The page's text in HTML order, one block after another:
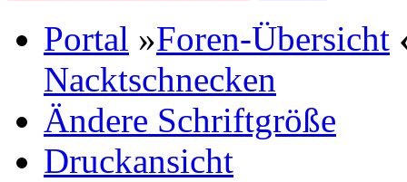
Portal »Foren-Übersicht
Nacktschnecken
Ändere Schriftgröße
Druckansicht